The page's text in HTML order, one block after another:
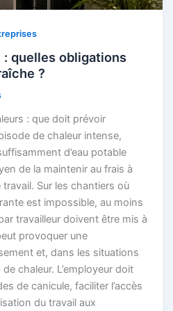
quelles obligations
?
: que doit prévoir
de chaleur intense,
d’eau potable
de la maintenir au frais à
Sur les chantiers où
est impossible, au moins
travailleur doivent être mis à
provoquer une
et, dans les situations
chaleur. L’employeur doit
de canicule, faciliter l’accès
du travail aux